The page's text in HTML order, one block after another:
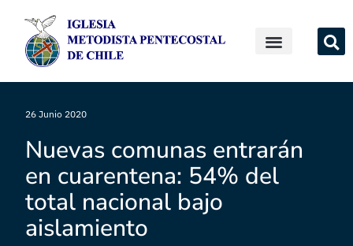
26 Junio 2020
Nuevas comunas entrarán
en cuarentena: 54% del
total nacional bajo
aislamiento